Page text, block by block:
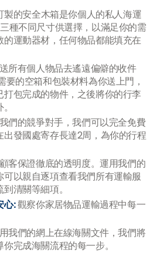
的安全木箱是你個人的私人海運
種不同尺寸供選擇，以滿足你的需
運動器材，任何物品都能填充在
所有個人物品去遙遠偏僻的收件
要的空箱和包裝材料為你送上門，
包完成的物件，之後將你的行李
們的競爭對手，我們可以完全免費
發國處寄存長達2周，為你的行程
客保證徹底的透明度。運用我們的
可以親自逐項查看我們所有運輸服
清關等細項。
心:觀察你家居物品運輸過程中每一
我們的網上在線海關文件，我們將
完成海關流程的每一步。